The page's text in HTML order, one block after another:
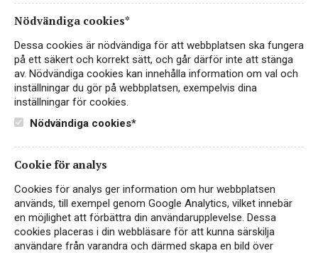
Malbec
FRUKTIGT & SMAKRIKT
ARGENTINA, MENDOZA
Prisbelönad NYHET på tillfälliga hyllan, Elegant
Malbec från Medoza, Argentina. 185 kr.
Nödvändiga cookies*
Dessa cookies är nödvändiga för att webbplatsen ska fungera
på ett säkert och korrekt sätt, och går därför inte att stänga
av. Nödvändiga cookies kan innehålla information om val och
inställningar du gör på webbplatsen, exempelvis dina
inställningar för cookies.
Nödvändiga cookies*
Cookie för analys
Cookies för analys ger information om hur webbplatsen
används, till exempel genom Google Analytics, vilket innebär
en möjlighet att förbättra din användarupplevelse. Dessa
cookies placeras i din webbläsare för att kunna särskilja
användare från varandra och därmed skapa en bild över